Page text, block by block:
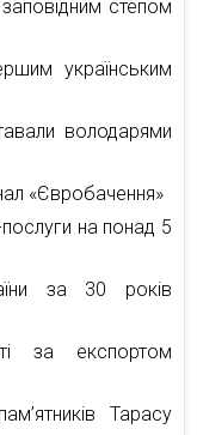
степом
українським
володарями
«Євробачення»
на понад 5
за 30 років
за експортом
Тарасу